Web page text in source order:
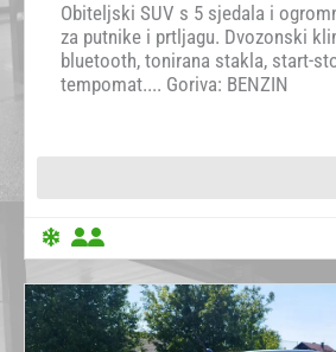
Obiteljski SUV s 5 sjedala i
za putnike i prtljagu. Dvozonski
bluetooth, tonirana stakla, start-
tempomat.... Goriva: BENZIN